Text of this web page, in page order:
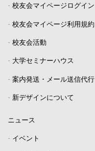
- 校友会マイページログイン
- 校友会マイページ利用規約
- 校友会活動
- 大学セミナーハウス
- 案内発送・メール送信代行
- 新デザインについて
ニュース
- イベント